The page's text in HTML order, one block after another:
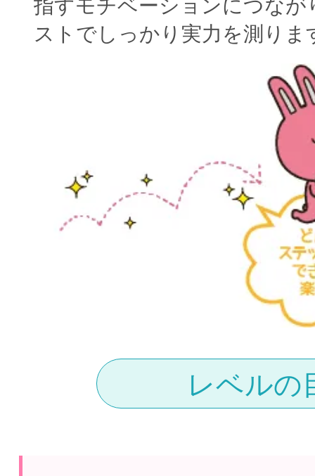
指すモチベーションにつなが
ストでしっかり実力を測りま
レベルの